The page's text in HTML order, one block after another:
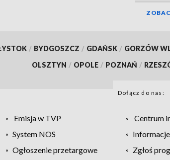
/ BYDGOSZCZ / GDAŃSK / GORZÓW
OLSZTYN / OPOLE / POZNAŃ /
Dołącz do nas:
Emisja w TVP Centrum
System NOS
Ogłoszenie przetargowe Zgłoś